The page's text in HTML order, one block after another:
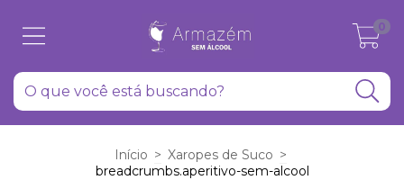
0
Início > Xaropes de Suco >
breadcrumbs.aperitivo-sem-alcool